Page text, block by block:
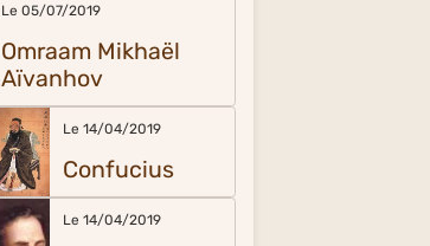
Le 05/07/2019
Omraam Mikhaël
Aïvanhov
Le 14/04/2019
Confucius
Le 14/04/2019